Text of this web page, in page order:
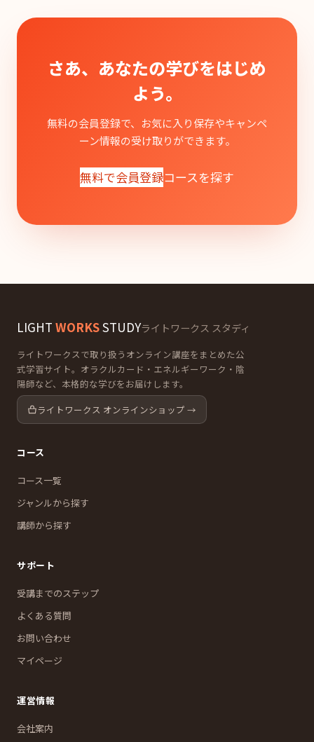
さあ、あなたの学びをはじめ
よう。
無料の会員登録で、お気に入り保存やキャンペ
ーン情報の受け取りができます。
無料で会員登録コースを探す
LIGHT WORKSSTUDYライトワークス スタディ
ライトワークスで取り扱うオンライン講座をまとめた公
式学習サイト。オラクルカード・エネルギーワーク・陰
陽師など、本格的な学びをお届けします。
ライトワークス オンラインショップ →
コース
コース一覧
ジャンルから探す
講師から探す
サポート
受講までのステップ
よくある質問
お問い合わせ
マイページ
運営情報
会社案内